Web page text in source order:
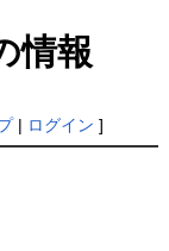
情報
| ログイン ]